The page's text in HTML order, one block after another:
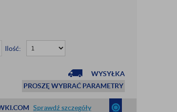
Ilość:
WYSYŁKA
PROSZĘ WYBRAĆ PARAMETRY
Sprawdź szczegóły